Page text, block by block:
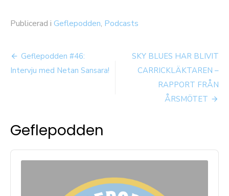
Publicerad i Geflepodden, Podcasts
Inläggsnavigering
Geflepodden #46:
Intervju med Netan Sansara!
SKY BLUES HAR BLIVIT
CARRICKLÄKTAREN –
RAPPORT FRÅN
ÅRSMÖTET
Geflepodden
Audio
Player